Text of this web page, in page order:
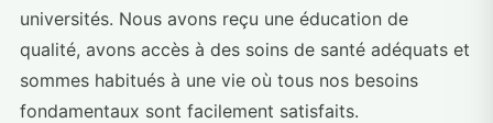
universités. Nous avons reçu une éducation de
qualité, avons accès à des soins de santé adéquats et
sommes habitués à une vie où tous nos besoins
fondamentaux sont facilement satisfaits.